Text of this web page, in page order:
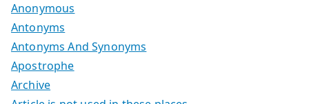
Anonymous
Antonyms
Antonyms And Synonyms
Apostrophe
Archive